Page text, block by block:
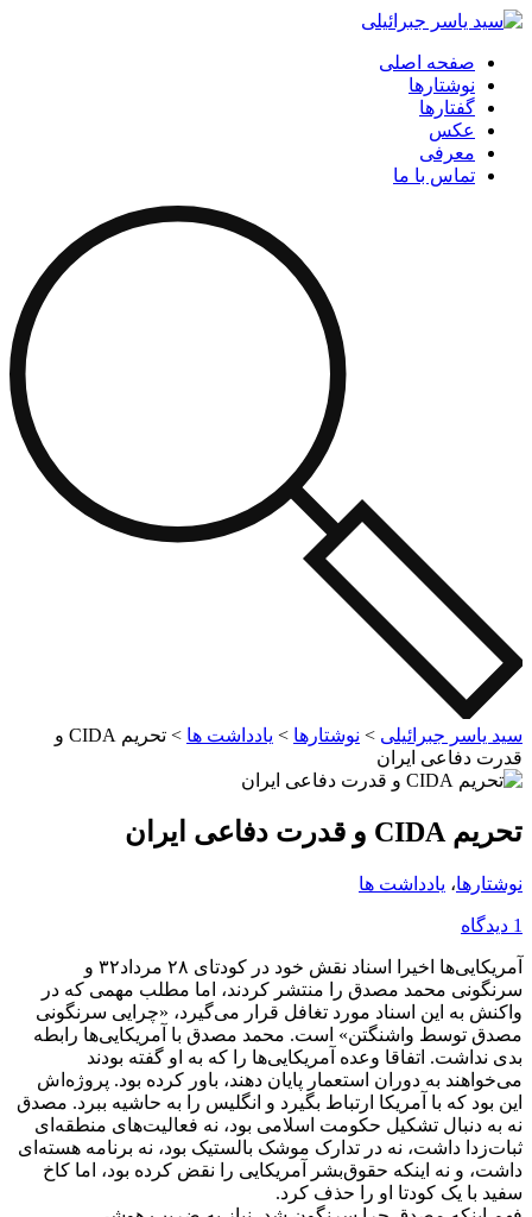
صفحه اصلی
نوشتارها
گفتارها
عکس
معرفی
تماس با ما
سید یاسر جبرائیلی > نوشتارها > یادداشت ها >
تحریم CIDA و
قدرت دفاعی ایران
تحریم CIDA و قدرت دفاعی ایران
نوشتارها، یادداشت ها
1 دیدگاه
آمریکایی‌ها اخیرا اسناد نقش خود در کودتای ۲۸ مرداد‌۳۲ و
سرنگونی محمد مصدق را منتشر کردند، اما مطلب مهمی که در
واکنش به این اسناد مورد تغافل قرار می‌گیرد، «چرایی سرنگونی
مصدق توسط واشنگتن» است. محمد مصدق با آمریکایی‌ها رابطه
بدی نداشت. اتفاقا وعده آمریکایی‌ها را که به او گفته بودند
می‌خواهند به دوران استعمار پایان دهند، باور کرده بود. پروژه‌اش
این بود که با آمریکا ارتباط بگیرد و انگلیس را به حاشیه ببرد. مصدق
نه به دنبال تشکیل حکومت اسلامی بود، نه فعالیت‌های منطقه‌ای
ثبات‌زدا داشت، نه در تدارک موشک بالستیک بود، نه برنامه هسته‌ای
داشت، و نه اینکه حقوق‌بشر آمریکایی را نقض کرده بود، اما کاخ
سفید با یک کودتا او را حذف کرد.